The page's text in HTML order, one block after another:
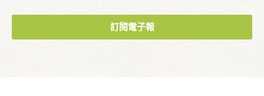
訂閱電子報